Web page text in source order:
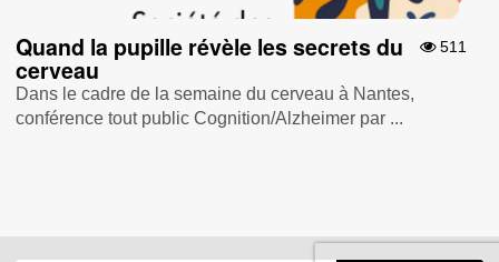
511
Quand la pupille révèle les secrets du
cerveau
Dans le cadre de la semaine du cerveau à Nantes ,
conférence tout public Cognition/Alzheimer par ...